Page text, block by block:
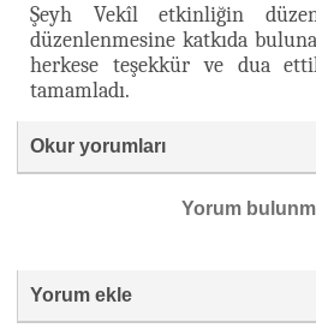
Şeyh Vekîl etkinliğin
düzenlenmesine katkıda
herkese teşekkür ve dua
tamamladı.
Okur yorumları
Yorum
Yorum ekle